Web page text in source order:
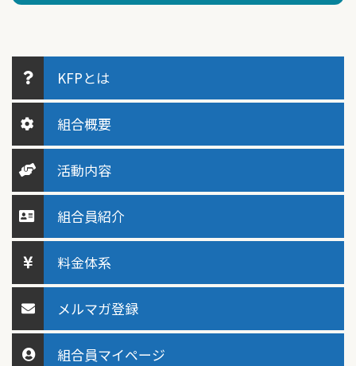
KFPとは
組合概要
活動内容
組合員紹介
料金体系
メルマガ登録
組合員マイページ